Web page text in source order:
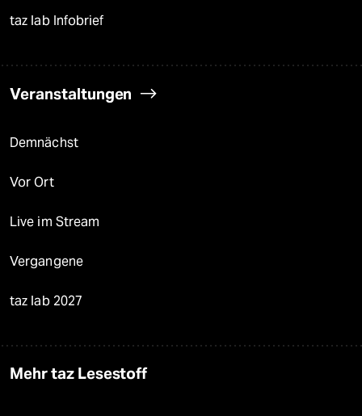
taz lab Infobrief
Veranstaltungen
Demnächst
Vor Ort
Live im Stream
Vergangene
taz lab 2027
Mehr taz Lesestoff